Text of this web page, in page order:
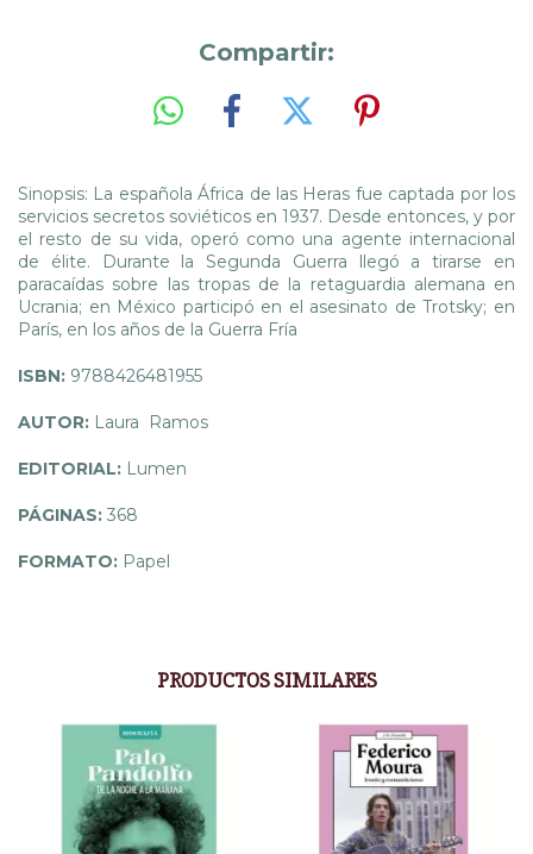
Compartir:
Sinopsis: La española África de las Heras fue captada por los
servicios secretos soviéticos en 1937. Desde entonces, y por
el resto de su vida, operó como una agente internacional
de élite. Durante la Segunda Guerra llegó a tirarse en
paracaídas sobre las tropas de la retaguardia alemana en
Ucrania; en México participó en el asesinato de Trotsky; en
París, en los años de la Guerra Fría
ISBN: 9788426481955
AUTOR: Laura Ramos
EDITORIAL: Lumen
PÁGINAS: 368
FORMATO: Papel
PRODUCTOS SIMILARES